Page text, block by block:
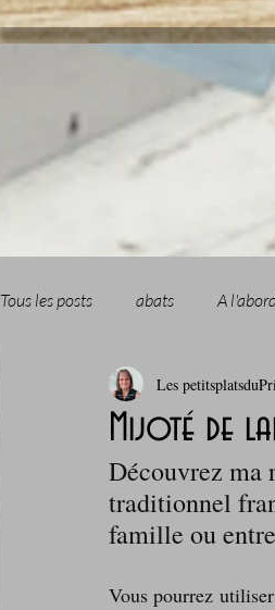
Tous les posts abats A
Boissons et cocktails
Comfort food, les recettes doudou
Mijoté de
Les
Découvrez ma
traditionnel
famille ou
Vous pourrez